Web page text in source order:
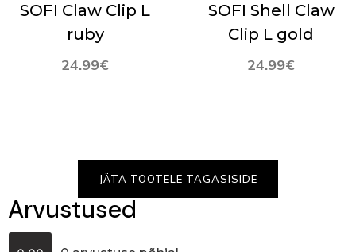
SOFI Claw Clip L
ruby
24.99€
SOFI Shell Claw
Clip L gold
24.99€
JÄTA TOOTELE TAGASISIDE
Arvustused